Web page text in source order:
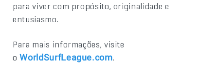
para viver com propósito, originalidade e
entusiasmo.
Para mais informações, visite
oWorldSurfLeague.com.